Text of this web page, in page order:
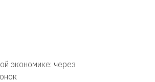
экономике: через